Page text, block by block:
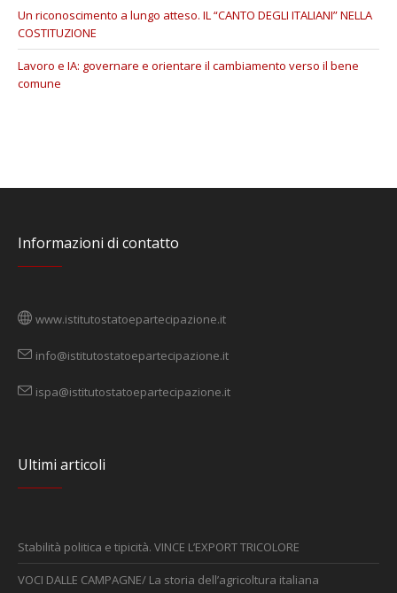
Un riconoscimento a lungo atteso. IL “CANTO DEGLI ITALIANI” NELLA
COSTITUZIONE
Lavoro e IA: governare e orientare il cambiamento verso il bene
comune
Informazioni di contatto
www.istitutostatoepartecipazione.it
info@istitutostatoepartecipazione.it
ispa@istitutostatoepartecipazione.it
Ultimi articoli
Stabilità politica e tipicità. VINCE L’EXPORT TRICOLORE
VOCI DALLE CAMPAGNE/ La storia dell’agricoltura italiana